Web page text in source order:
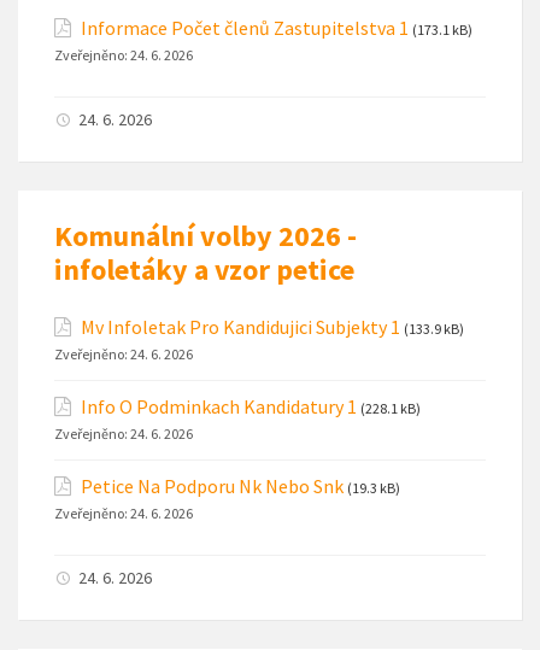
Informace Počet členů Zastupitelstva 1 (173.1 kB)
Zveřejněno: 24. 6. 2026
24. 6. 2026
Komunální volby 2026 -
infoletáky a vzor petice
Mv Infoletak Pro Kandidujici Subjekty 1 (133.9 kB)
Zveřejněno: 24. 6. 2026
Info O Podminkach Kandidatury 1 (228.1 kB)
Zveřejněno: 24. 6. 2026
Petice Na Podporu Nk Nebo Snk (19.3 kB)
Zveřejněno: 24. 6. 2026
24. 6. 2026